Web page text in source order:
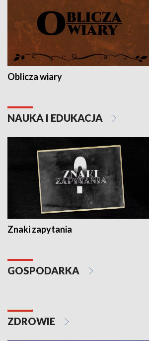
Oblicza wiary
NAUKA I EDUKACJA
Znaki zapytania
GOSPODARKA
ZDROWIE